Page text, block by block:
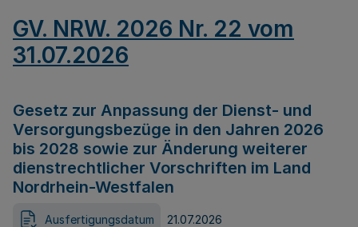
GV. NRW. 2026 Nr. 22 vom
31.07.2026
Gesetz zur Anpassung der Dienst- und
Versorgungsbezüge in den Jahren 2026
bis 2028 sowie zur Änderung weiterer
dienstrechtlicher Vorschriften im Land
Nordrhein-Westfalen
Ausfertigungsdatum 21.07.2026